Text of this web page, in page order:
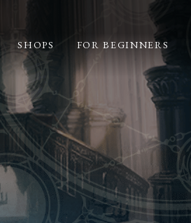
SHOPS FOR BEGINNERS